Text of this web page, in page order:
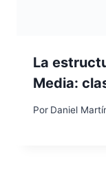
La
Media:
Por Daniel